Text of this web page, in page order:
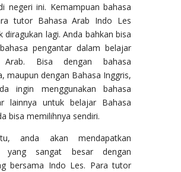
negeri ini. Kemampuan bahasa
tutor Bahasa Arab Indo Les
diragukan lagi. Anda bahkan bisa
pengantar dalam belajar
Arab. Bisa dengan bahasa
maupun dengan Bahasa Inggris,
ingin menggunakan bahasa
lainnya untuk belajar Bahasa
bisa memilihnya sendiri.
anda akan mendapatkan
yang sangat besar dengan
bersama Indo Les. Para tutor